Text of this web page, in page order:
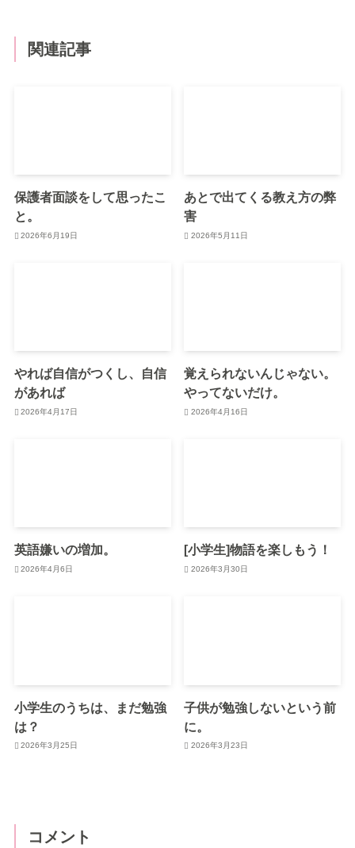
関連記事
保護者面談をして思ったこ
と。
2026年6月19日
あとで出てくる教え方の弊
害
2026年5月11日
やれば自信がつくし、自信
があれば
2026年4月17日
覚えられないんじゃない。
やってないだけ。
2026年4月16日
英語嫌いの増加。
2026年4月6日
[小学生]物語を楽しもう！
2026年3月30日
小学生のうちは、まだ勉強
は？
2026年3月25日
子供が勉強しないという前
に。
2026年3月23日
コメント